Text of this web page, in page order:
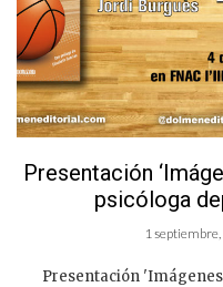
Presentación
psicóloga
1
Presentación